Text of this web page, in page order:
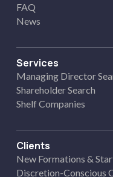
FAQ
News
Services
Managing Director
Shareholder Search
Shelf Companies
Clients
New Formations &
Discretion-Conscious